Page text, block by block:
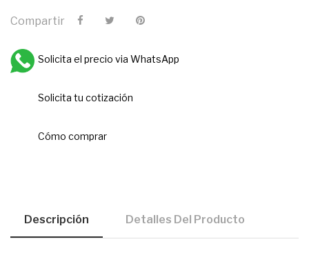
Compartir
Solicita el precio via WhatsApp
Solicita tu cotización
Cómo comprar
Descripción Detalles Del Producto